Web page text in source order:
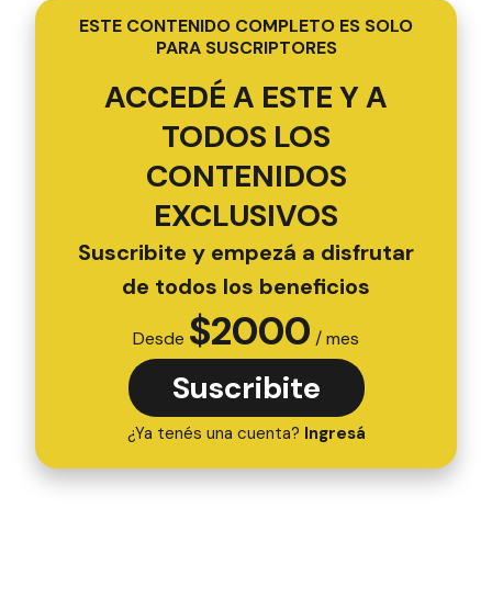
ESTE CONTENIDO COMPLETO ES SOLO
PARA SUSCRIPTORES
ACCEDÉ A ESTE Y A
TODOS LOS
CONTENIDOS
EXCLUSIVOS
Suscribite y empezá a disfrutar
de todos los beneficios
Desde $2000 / mes
Suscribite
¿Ya tenés una cuenta? Ingresá